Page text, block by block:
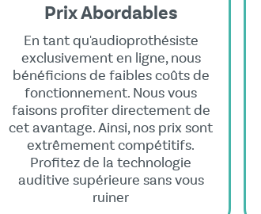
Prix Abordables
En tant qu'audioprothésiste
exclusivement en ligne, nous
bénéficions de faibles coûts de
fonctionnement. Nous vous
faisons profiter directement de
cet avantage. Ainsi, nos prix sont
extrêmement compétitifs.
Profitez de la technologie
auditive supérieure sans vous
ruiner